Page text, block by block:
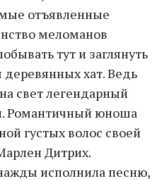
отъявленные
меломанов
тут и заглянуть
хат. Ведь
свет легендарный
Романтичный юноша
густых волос своей
Дитрих.
исполнила песню,